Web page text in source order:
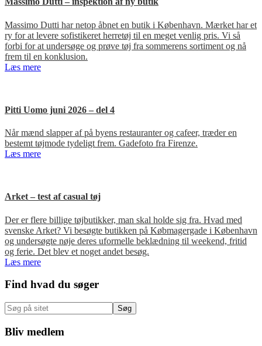
Massimo Dutti har netop åbnet en butik i København. Mærket har et
ry for at levere sofistikeret herretøj til en meget venlig pris. Vi så
forbi for at undersøge og prøve tøj fra sommerens sortiment og nå
frem til en konklusion.
Læs mere
Pitti Uomo juni 2026 – del 4
Når mænd slapper af på byens restauranter og cafeer, træder en
bestemt tøjmode tydeligt frem. Gadefoto fra Firenze.
Læs mere
Arket – test af casual tøj
Der er flere billige tøjbutikker, man skal holde sig fra. Hvad med
svenske Arket? Vi besøgte butikken på Købmagergade i København
og undersøgte nøje deres uformelle beklædning til weekend, fritid
og ferie. Det blev et noget andet besøg.
Læs mere
Primær
Sidebar
Find hvad du søger
Søg
på
sitet
Bliv medlem